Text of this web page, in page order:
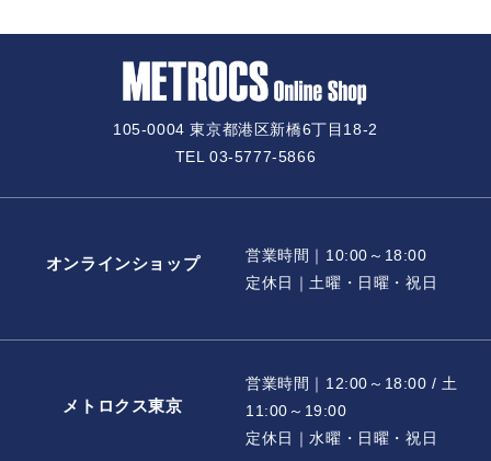
105-0004 東京都港区新橋6丁目18-2
TEL 03-5777-5866
オンラインショップ
営業時間｜10:00～18:00
定休日｜土曜・日曜・祝日
メトロクス東京
営業時間｜12:00～18:00 / 土
11:00～19:00
定休日｜水曜・日曜・祝日